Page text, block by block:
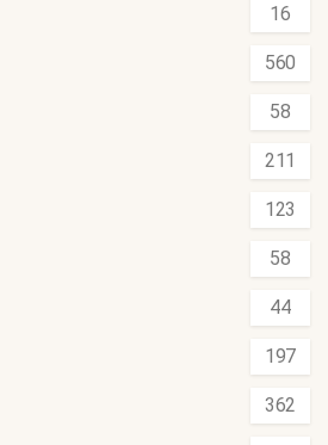
16
560
58
211
123
58
44
197
362